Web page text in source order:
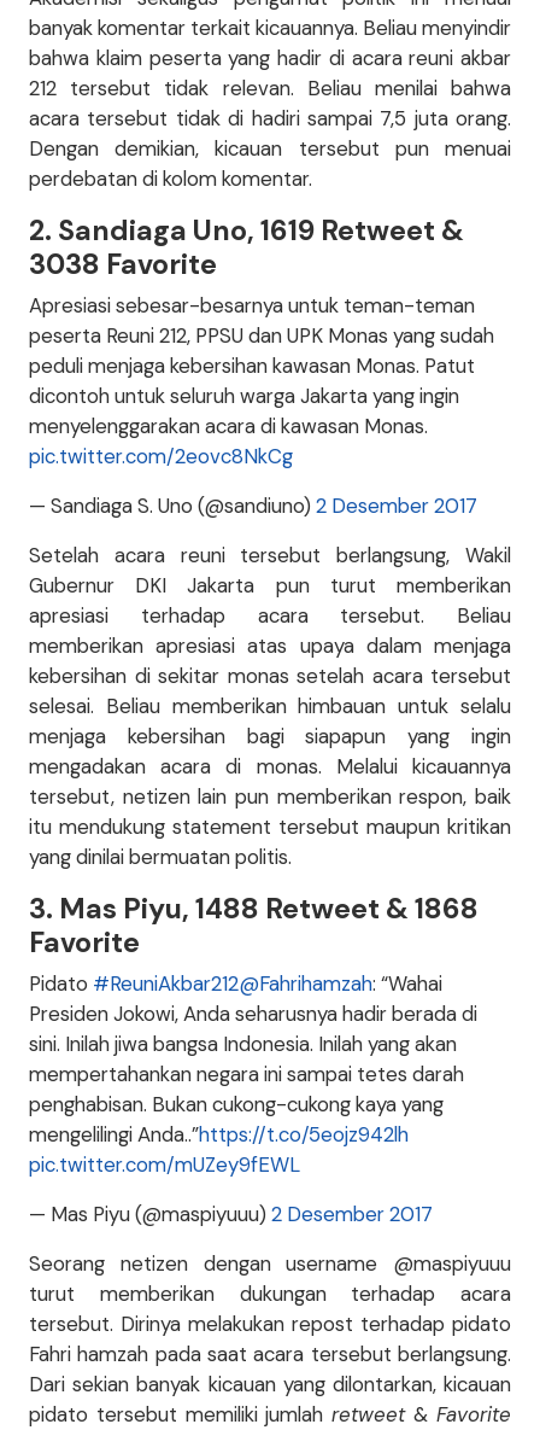
banyak komentar terkait kicauannya. Beliau menyindir
bahwa klaim peserta yang hadir di acara reuni akbar
212 tersebut tidak relevan. Beliau menilai bahwa
acara tersebut tidak di hadiri sampai 7,5 juta orang.
Dengan demikian, kicauan tersebut pun menuai
perdebatan di kolom komentar.
2. Sandiaga Uno, 1619 Retweet &
3038 Favorite
Apresiasi sebesar-besarnya untuk teman-teman
peserta Reuni 212, PPSU dan UPK Monas yang sudah
peduli menjaga kebersihan kawasan Monas. Patut
dicontoh untuk seluruh warga Jakarta yang ingin
menyelenggarakan acara di kawasan Monas.
pic.twitter.com/2eovc8NkCg
— Sandiaga S. Uno (@sandiuno) 2 Desember 2017
Setelah acara reuni tersebut berlangsung, Wakil
Gubernur DKI Jakarta pun turut memberikan
apresiasi terhadap acara tersebut. Beliau
memberikan apresiasi atas upaya dalam menjaga
kebersihan di sekitar monas setelah acara tersebut
selesai. Beliau memberikan himbauan untuk selalu
menjaga kebersihan bagi siapapun yang ingin
mengadakan acara di monas. Melalui kicauannya
tersebut, netizen lain pun memberikan respon, baik
itu mendukung statement tersebut maupun kritikan
yang dinilai bermuatan politis.
3. Mas Piyu, 1488 Retweet & 1868
Favorite
Pidato #ReuniAkbar212@Fahrihamzah: “Wahai
Presiden Jokowi, Anda seharusnya hadir berada di
sini. Inilah jiwa bangsa Indonesia. Inilah yang akan
mempertahankan negara ini sampai tetes darah
penghabisan. Bukan cukong-cukong kaya yang
mengelilingi Anda..”https://t.co/5eojz942lh
pic.twitter.com/mUZey9fEWL
— Mas Piyu (@maspiyuuu) 2 Desember 2017
Seorang netizen dengan username @maspiyuuu
turut memberikan dukungan terhadap acara
tersebut. Dirinya melakukan repost terhadap pidato
Fahri hamzah pada saat acara tersebut berlangsung.
Dari sekian banyak kicauan yang dilontarkan, kicauan
pidato tersebut memiliki jumlahretweet&Favorite